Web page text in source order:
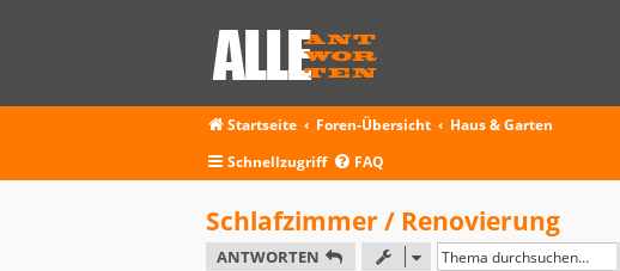
Startseite Foren-Übersicht
Haus & Garten
Schnellzugriff
FAQ
Schlafzimmer / Renovierung
ANTWORTEN